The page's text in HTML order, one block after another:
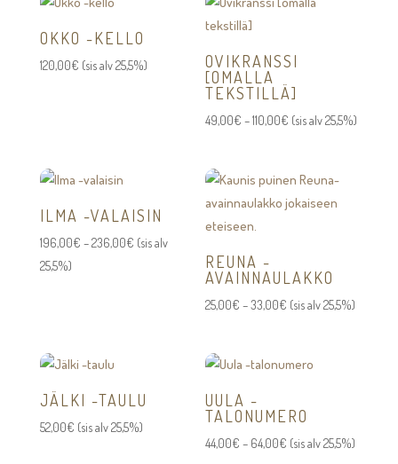
OKKO -KELLO
120,00€ (sis alv 25,5%)
OVIKRANSSI
[OMALLA
TEKSTILLÄ]
49,00€ –110,00€ Hintaluokka:
110,00€
(sis alv 25,5%)
ILMA -VALAISIN
196,00€ –236,00€Hintaluokka:
(sis alv
25,5%)
REUNA -
AVAINNAULAKKO
25,00€ –33,00€ Hintaluokka:
33,00€
(sis alv 25,5%)
JÄLKI -TAULU
52,00€ (sis alv 25,5%)
UULA -
TALONUMERO
44,00€ – 64,00€ Hintaluokka:
(sis alv 25,5%)